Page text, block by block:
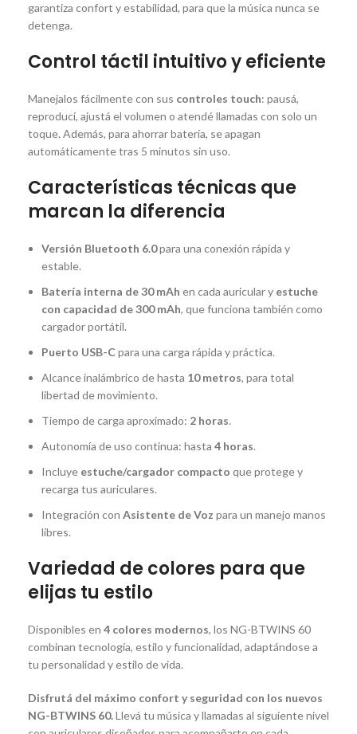
garantiza confort y estabilidad, para que la música nunca se
detenga.
Control táctil intuitivo y eficiente
Manejalos fácilmente con sus controles touch: pausá,
reproducí, ajustá el volumen o atendé llamadas con solo un
toque. Además, para ahorrar batería, se apagan
automáticamente tras 5 minutos sin uso.
Características técnicas que
marcan la diferencia
Versión Bluetooth 6.0para una conexión rápida y
estable.
Batería interna de 30 mAh en cada auricular y estuche
con capacidad de 300 mAh, que funciona también como
cargador portátil.
Puerto USB-C para una carga rápida y práctica.
Alcance inalámbrico de hasta 10 metros, para total
libertad de movimiento.
Tiempo de carga aproximado: 2 horas.
Autonomía de uso continua: hasta 4 horas.
Incluye estuche/cargador compacto que protege y
recarga tus auriculares.
Integración con Asistente de Voz para un manejo manos
libres.
Variedad de colores para que
elijas tu estilo
Disponibles en 4 colores modernos, los NG-BTWINS 60
combinan tecnología, estilo y funcionalidad, adaptándose a
tu personalidad y estilo de vida.
Disfrutá del máximo confort y seguridad con los nuevos
NG-BTWINS 60.Llevá tu música y llamadas al siguiente nivel